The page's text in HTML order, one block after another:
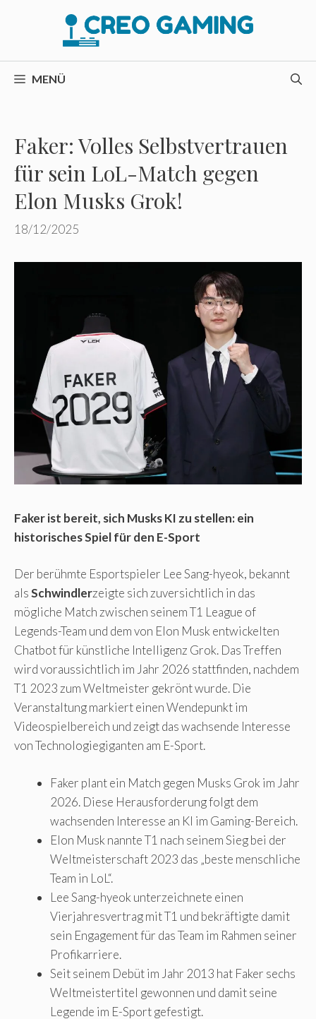
MENÜ
Faker: Volles Selbstvertrauen
für sein LoL-Match gegen
Elon Musks Grok!
18/12/2025
Faker ist bereit, sich Musks KI zu stellen: ein
historisches Spiel für den E-Sport
Der berühmte Esportspieler Lee Sang-hyeok, bekannt
alsSchwindlerzeigte sich zuversichtlich in das
mögliche Match zwischen seinem T1 League of
Legends-Team und dem von Elon Musk entwickelten
Chatbot für künstliche Intelligenz Grok. Das Treffen
wird voraussichtlich im Jahr 2026 stattfinden, nachdem
T1 2023 zum Weltmeister gekrönt wurde. Die
Veranstaltung markiert einen Wendepunkt im
Videospielbereich und zeigt das wachsende Interesse
von Technologiegiganten am E-Sport.
Faker plant ein Match gegen Musks Grok im Jahr
2026. Diese Herausforderung folgt dem
wachsenden Interesse an KI im Gaming-Bereich.
Elon Musk nannte T1 nach seinem Sieg bei der
Weltmeisterschaft 2023 das „beste menschliche
Team in LoL“.
Lee Sang-hyeok unterzeichnete einen
Vierjahresvertrag mit T1 und bekräftigte damit
sein Engagement für das Team im Rahmen seiner
Profikarriere.
Seit seinem Debüt im Jahr 2013 hat Faker sechs
Weltmeistertitel gewonnen und damit seine
Legende im E-Sport gefestigt.